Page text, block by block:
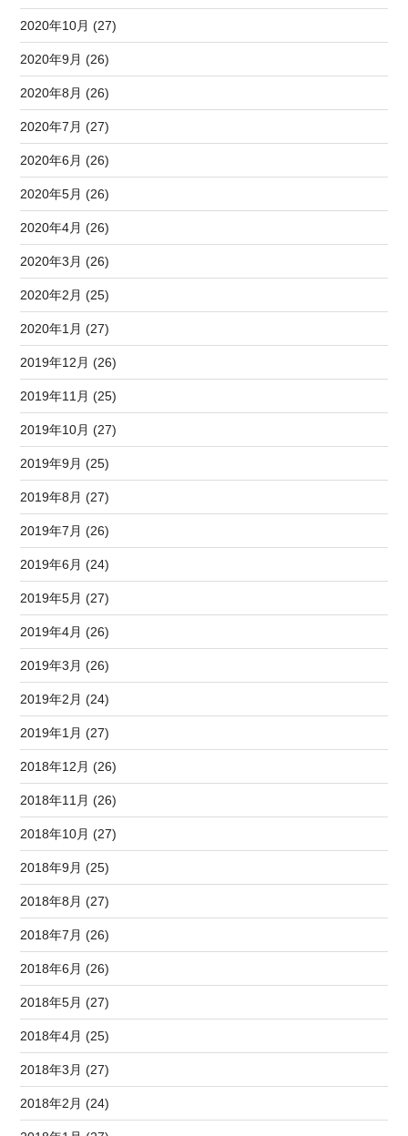
2020年10月 (27)
2020年9月 (26)
2020年8月 (26)
2020年7月 (27)
2020年6月 (26)
2020年5月 (26)
2020年4月 (26)
2020年3月 (26)
2020年2月 (25)
2020年1月 (27)
2019年12月 (26)
2019年11月 (25)
2019年10月 (27)
2019年9月 (25)
2019年8月 (27)
2019年7月 (26)
2019年6月 (24)
2019年5月 (27)
2019年4月 (26)
2019年3月 (26)
2019年2月 (24)
2019年1月 (27)
2018年12月 (26)
2018年11月 (26)
2018年10月 (27)
2018年9月 (25)
2018年8月 (27)
2018年7月 (26)
2018年6月 (26)
2018年5月 (27)
2018年4月 (25)
2018年3月 (27)
2018年2月 (24)